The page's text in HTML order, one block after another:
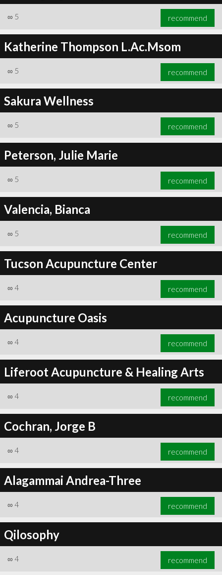
∞ 5 recommend
Katherine Thompson L.Ac.Msom
∞ 5 recommend
Sakura Wellness
∞ 5 recommend
Peterson, Julie Marie
∞ 5 recommend
Valencia, Bianca
∞ 5 recommend
Tucson Acupuncture Center
∞ 4 recommend
Acupuncture Oasis
∞ 4 recommend
Liferoot Acupuncture & Healing Arts
∞ 4 recommend
Cochran, Jorge B
∞ 4 recommend
Alagammai Andrea-Three
∞ 4 recommend
Qilosophy
∞ 4 recommend